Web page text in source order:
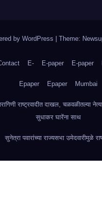
by WordPress | Theme:
E- E-paper E-paper
Epaper Epaper Mumbai
राष्ट्रवादीत दाखल, चळवळीतल्या
सुधाकर घारेंना साथ
सुनेत्रा पवारांच्या राज्यसभा उमेदवारीमुळे